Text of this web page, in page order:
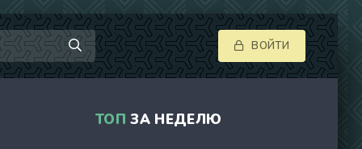
ВОЙТИ
ТОП ЗА НЕДЕЛЮ